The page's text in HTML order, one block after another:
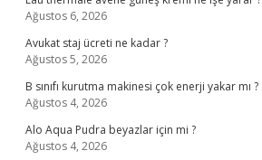
Ağustos 6, 2026
Avukat staj ücreti ne kadar ?
Ağustos 5, 2026
B sınıfı kurutma makinesi çok enerji yakar mı ?
Ağustos 4, 2026
Alo Aqua Pudra beyazlar için mi ?
Ağustos 4, 2026